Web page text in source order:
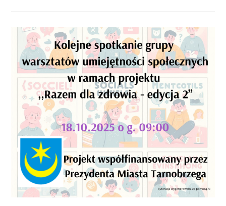
,,Razem
Dla
Zdrowia
–
Edycja
2”
18.10.2025
11:00.